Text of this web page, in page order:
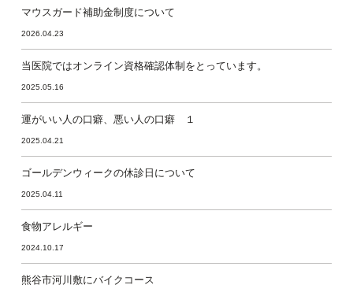
マウスガード補助金制度について
2026.04.23
当医院ではオンライン資格確認体制をとっています。
2025.05.16
運がいい人の口癖、悪い人の口癖 １
2025.04.21
ゴールデンウィークの休診日について
2025.04.11
食物アレルギー
2024.10.17
熊谷市河川敷にバイクコース